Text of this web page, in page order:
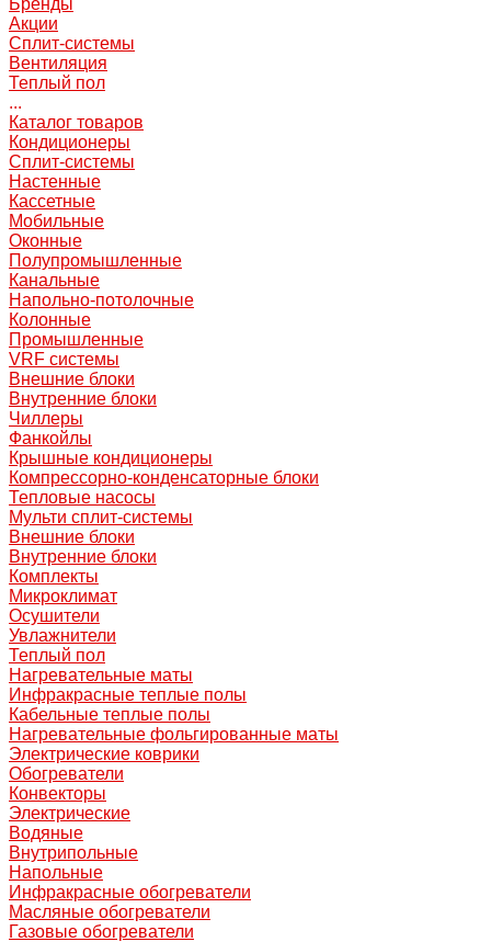
Бренды
Акции
Сплит-системы
Вентиляция
Теплый пол
...
Каталог товаров
Кондиционеры
Сплит-системы
Настенные
Кассетные
Мобильные
Оконные
Полупромышленные
Канальные
Напольно-потолочные
Колонные
Промышленные
VRF системы
Внешние блоки
Внутренние блоки
Чиллеры
Фанкойлы
Крышные кондиционеры
Компрессорно-конденсаторные блоки
Тепловые насосы
Мульти сплит-системы
Внешние блоки
Внутренние блоки
Комплекты
Микроклимат
Осушители
Увлажнители
Теплый пол
Нагревательные маты
Инфракрасные теплые полы
Кабельные теплые полы
Нагревательные фольгированные маты
Электрические коврики
Обогреватели
Конвекторы
Электрические
Водяные
Внутрипольные
Напольные
Инфракрасные обогреватели
Масляные обогреватели
Газовые обогреватели